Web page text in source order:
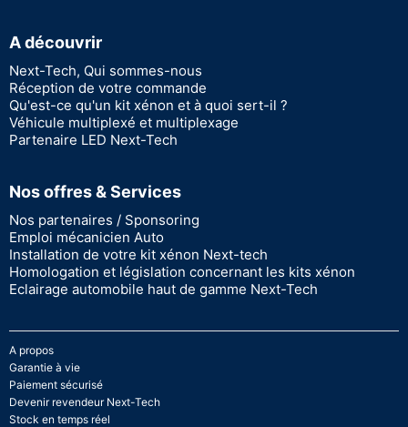
A découvrir
Next-Tech, Qui sommes-nous
Réception de votre commande
Qu'est-ce qu'un kit xénon et à quoi sert-il ?
Véhicule multiplexé et multiplexage
Partenaire LED Next-Tech
Nos offres & Services
Nos partenaires / Sponsoring
Emploi mécanicien Auto
Installation de votre kit xénon Next-tech
Homologation et législation concernant les kits xénon
Eclairage automobile haut de gamme Next-Tech
A propos
Garantie à vie
Paiement sécurisé
Devenir revendeur Next-Tech
Stock en temps réel